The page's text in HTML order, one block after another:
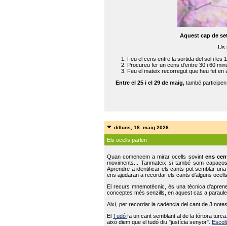
Aquest cap de
Us
Feu el cens entre la sortida del sol i les
Procureu fer un cens d'entre 30 i 60
Feu el mateix recorregut que heu fet en
Entre el 25 i el 29 de maig, també
dilluns, 18. maig 2026
Els ocells parlen
Quan comencem a mirar ocells sovint ens
moviments... Tanmateix si també som
Aprendre a identificar els cants pot semblar
ens ajudaran a recordar els cants d’alguns
El recurs mnemotècnic, és una tècnica
conceptes més senzills, en aquest cas a
Així, per recordar la cadència del cant de 3
ElTudófa un cant semblant al de la tórtora
això diem que el tudó diu "justícia senyor".